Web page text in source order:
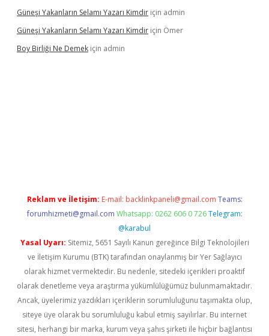
Güneşi Yakanların Selamı Yazarı Kimdir için admin
Güneşi Yakanların Selamı Yazarı Kimdir için Ömer
Boy Birliği Ne Demek için admin
Reklam ve İletişim: E-mail: backlinkpaneli@gmail.com Teams:
forumhizmeti@gmail.com Whatsapp: 0262 606 0 726 Telegram:
@karabul
Yasal Uyarı: Sitemiz, 5651 Sayılı Kanun gereğince Bilgi Teknolojileri
ve İletişim Kurumu (BTK) tarafından onaylanmış bir Yer Sağlayıcı
olarak hizmet vermektedir. Bu nedenle, sitedeki içerikleri proaktif
olarak denetleme veya araştırma yükümlülüğümüz bulunmamaktadır.
Ancak, üyelerimiz yazdıkları içeriklerin sorumluluğunu taşımakta olup,
siteye üye olarak bu sorumluluğu kabul etmiş sayılırlar. Bu internet
sitesi, herhangi bir marka, kurum veya şahıs şirketi ile hiçbir bağlantısı